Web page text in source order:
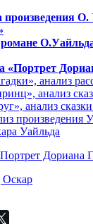
произведения
«Портрет
анализ
анализ
анализ
произведения
Уайльда
Дориана
Оскар